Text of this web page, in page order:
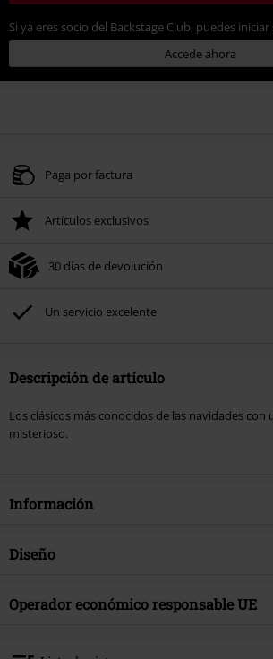
Si ya eres socio del Backstage Club, puedes
Accede ahora
Paga por factura
Artículos exclusivos
30 días de devolución
Un servicio excelente
Descripción de artículo
Los clásicos más conocidos de las navidades
misterioso.
Información
Artículo no.
Género Musical
Symphonic
Diseño
Tipo de producto
CD
Operador económico responsable UE
Neumühlen 17